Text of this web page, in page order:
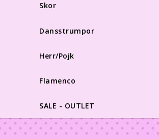
Skor
Dansstrumpor
Herr/Pojk
Flamenco
SALE - OUTLET